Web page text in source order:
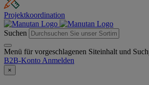
Projektkoordination
Suchen
Menü für vorgeschlagenen Siteinhalt und
B2B-Konto Anmelden
×